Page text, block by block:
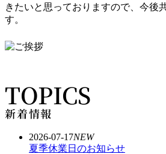
きたいと思っておりますので、今後
す。
TOPICS
新着情報
2026-07-17NEW
夏季休業日のお知らせ